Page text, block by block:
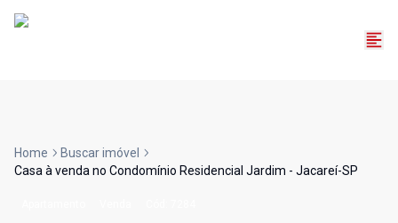
Home
Buscar imóvel
Casa à venda no Condomínio Residencial Jardim - Jacareí-SP